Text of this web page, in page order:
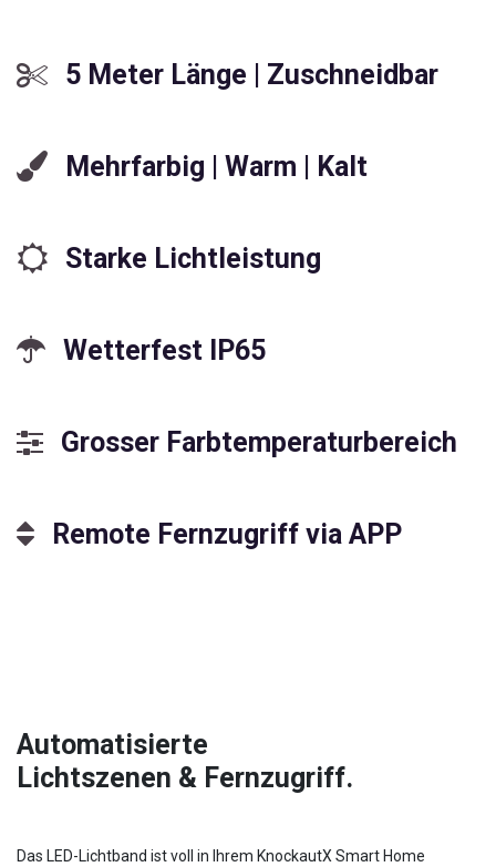
5 Meter Länge | Zuschneidbar
Mehrfarbig | Warm | Kalt
Starke Lichtleistung
Wetterfest IP65
Grosser Farbtemperaturbereich
Remote Fernzugriff via APP
Automatisierte
Lichtszenen & Fernzugriff.
Das LED-Lichtband ist voll in Ihrem KnockautX Smart Home